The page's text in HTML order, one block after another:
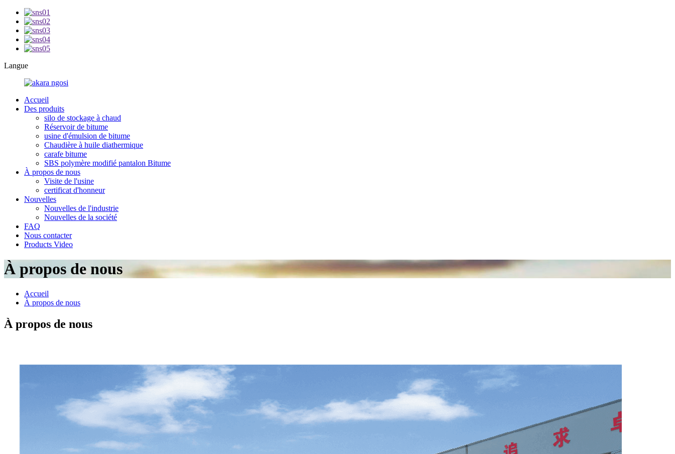
Langue
Accueil
Des produits
silo de stockage à chaud
Réservoir de bitume
usine d'émulsion de bitume
Chaudière à huile diathermique
carafe bitume
SBS polymère modifié pantalon Bitume
À propos de nous
Visite de l'usine
certificat d'honneur
Nouvelles
Nouvelles de l'industrie
Nouvelles de la société
FAQ
Nous contacter
Products Video
À propos de nous
Accueil
À propos de nous
À propos de nous